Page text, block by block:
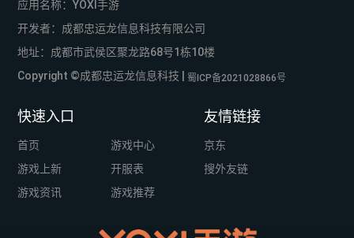
应用名称：YOXI手游
开发者：成都忠运龙信息科技有限公司
地址：成都市武侯区聚龙路68号1栋10楼
Copyright ©成都忠运龙信息科技 |
蜀ICP备2021028866号
快速入口
首页
游戏中心
游戏上新
开服表
游戏资讯
游戏推荐
友情链接
京东
搜外友链